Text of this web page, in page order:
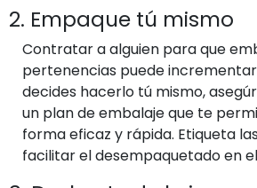
2. Empaque tú mismo
Contratar a alguien para que
pertenencias puede incrementar
decides hacerlo tú mismo,
un plan de embalaje que te
forma eficaz y rápida. Etiqueta
facilitar el desempaquetado en